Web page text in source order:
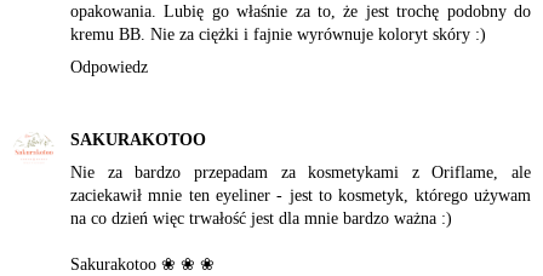
opakowania. Lubię go właśnie za to, że jest trochę podobny do
kremu BB. Nie za ciężki i fajnie wyrównuje koloryt skóry :)
Odpowiedz
SAKURAKOTOO
Nie za bardzo przepadam za kosmetykami z Oriflame, ale
zaciekawił mnie ten eyeliner - jest to kosmetyk, którego używam
na co dzień więc trwałość jest dla mnie bardzo ważna :)
Sakurakotoo ❀ ❀ ❀